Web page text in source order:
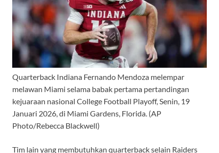
Quarterback Indiana Fernando Mendoza melempar
melawan Miami selama babak pertama pertandingan
kejuaraan nasional College Football Playoff, Senin, 19
Januari 2026, di Miami Gardens, Florida. (AP
Photo/Rebecca Blackwell)
Tim lain yang membutuhkan quarterback selain Raiders